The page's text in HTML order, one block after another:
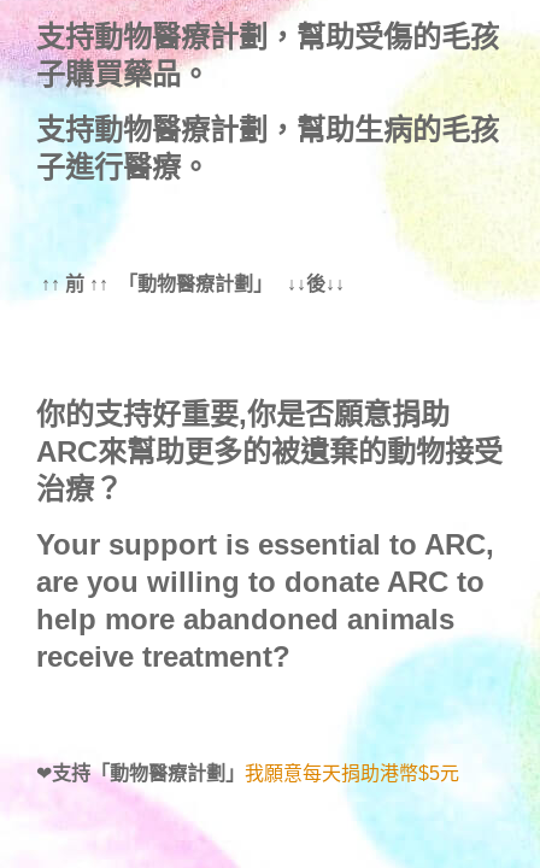
支持動物醫療計劃 ，幫助受傷的毛孩
子購買藥品。
支持動物醫療計劃 ，幫助生病的毛孩
子進行醫療。
↑↑ 前 ↑↑ 「動物醫療計劃」 ↓↓後↓↓
你的支持好重要,你是否願意捐助
ARC來幫助更多的被遺棄的動物接受
治療？
Your support is essential to ARC,
are you willing to donate ARC to
help more abandoned animals
receive treatment?
❤支持「動物醫療計劃」 我願意每天捐助港幣$5元